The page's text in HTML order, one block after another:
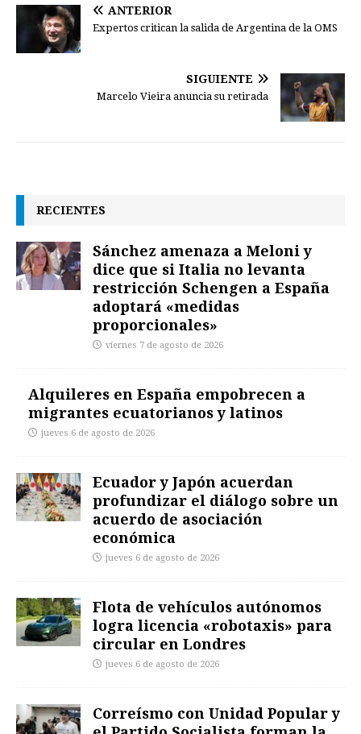
ANTERIOR
Expertos critican la salida de Argentina de la OMS
SIGUIENTE
Marcelo Vieira anuncia su retirada
RECIENTES
Sánchez amenaza a Meloni y
dice que si Italia no levanta
restricción Schengen a España
adoptará «medidas
proporcionales»
viernes 7 de agosto de 2026
Alquileres en España empobrecen a
migrantes ecuatorianos y latinos
jueves 6 de agosto de 2026
Ecuador y Japón acuerdan
profundizar el diálogo sobre un
acuerdo de asociación
económica
jueves 6 de agosto de 2026
Flota de vehículos autónomos
logra licencia «robotaxis» para
circular en Londres
jueves 6 de agosto de 2026
Correísmo con Unidad Popular y